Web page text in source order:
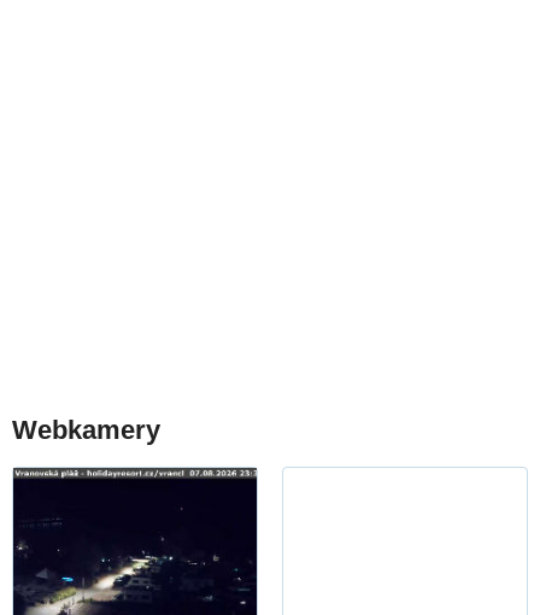
Webkamery